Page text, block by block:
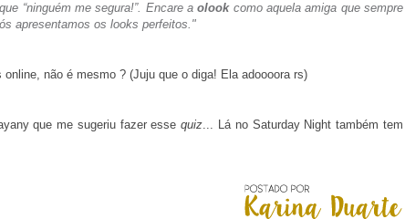
“ninguém me segura!”. Encare aolookcomo aquela amiga que sempre
apresentamos os looks perfeitos."
não é mesmo ? (Juju que o diga! Ela adoooora rs)
que me sugeriu fazer essequiz... Lá no Saturday Night também tem